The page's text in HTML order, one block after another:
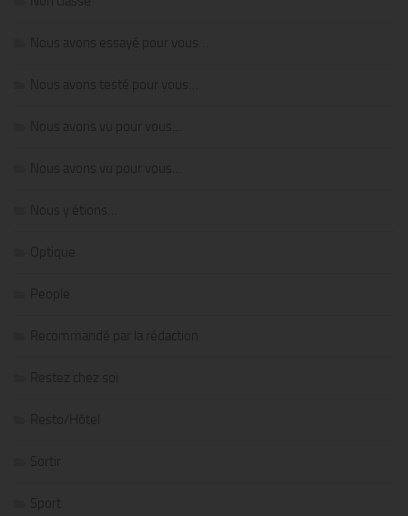
Nous avons essayé pour vous…
Nous avons testé pour vous…
Nous avons vu pour vous…
Nous avons vu pour vous…
Nous y étions…
Optique
People
Recommandé par la rédaction
Restez chez soi
Resto/Hôtel
Sortir
Sport